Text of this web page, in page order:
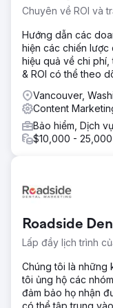
Chuyên về ROI và
Hướng dẫn các
hiện các chiến lược
hiệu quả về chi
& ROI có thể theo
Vancouver,
Content
Bảo hiểm, Dịch
$10,000 - 25,000
Roadside
Lấp đầy lịch trình
Chúng tôi là những
tôi ủng hộ các
đảm bảo họ nhận
có thể tập trung